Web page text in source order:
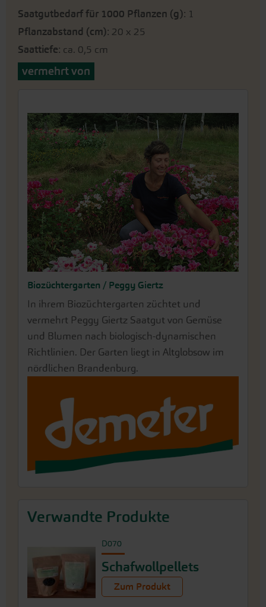
Saatgutbedarf für 1000 Pflanzen (g): 1
Pflanzabstand (cm): 20 x 25
Saattiefe: ca. 0,5 cm
vermehrt von
Biozüchtergarten / Peggy Giertz
In ihrem Biozüchtergarten züchtet und
vermehrt Peggy Giertz Saatgut von Gemüse
und Blumen nach biologisch-dynamischen
Richtlinien. Der Garten liegt in Altglobsow im
nördlichen Brandenburg.
Verwandte Produkte
D070
Schafwollpellets
Zum Produkt